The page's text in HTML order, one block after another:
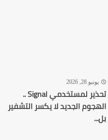
يونيو 28, 2026
تحذير لمستخدمي Signal ..
الهجوم الجديد لا يكسر التشفير
بل...